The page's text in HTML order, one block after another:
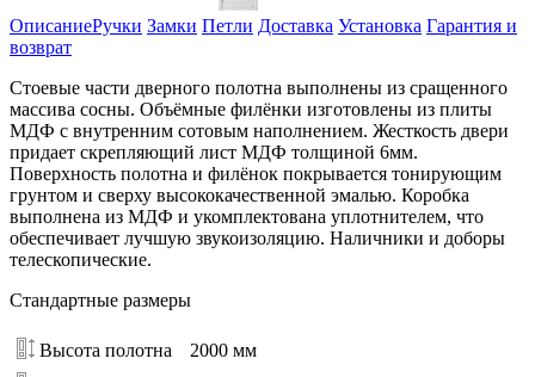
ОписаниеРучки Замки Петли Доставка Установка Гарантия и
возврат
Стоевые части дверного полотна выполнены из сращенного
массива сосны. Объёмные филёнки изготовлены из плиты
МДФ с внутренним сотовым наполнением. Жесткость двери
придает скрепляющий лист МДФ толщиной 6мм.
Поверхность полотна и филёнок покрывается тонирующим
грунтом и сверху высококачественной эмалью. Коробка
выполнена из МДФ и укомплектована уплотнителем, что
обеспечивает лучшую звукоизоляцию. Наличники и доборы
телескопические.
Стандартные размеры
Высота полотна
2000 мм